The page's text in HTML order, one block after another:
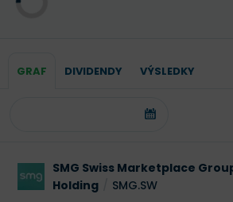
GRAF DIVIDENDY VÝSLEDKY
SMG Swiss Marketplace
Holding
SMG.SW